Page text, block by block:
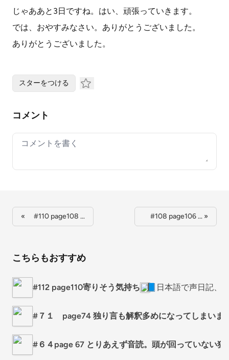
じゃああと3日ですね。はい、頑張っていきます。
では、おやすみなさい。ありがとうございました。
ありがとうございました。
スターをつける
コメント
Your comment
« #110 page108 … #108 page106 … »
こちらもおすすめ
#112 page110寄りそう気持ち 📘日本語で声日記、
#７１ page74 独り言も解釈多めになってしまいま
#６４page 67 とりあえず音読。頭が回っていない独